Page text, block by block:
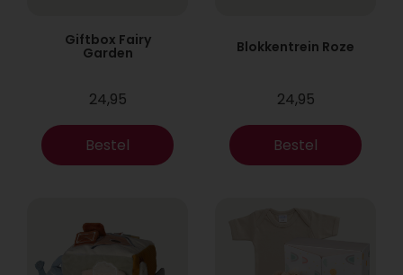
Giftbox Fairy
Garden
24,95
Bestel
Blokkentrein Roze
24,95
Bestel